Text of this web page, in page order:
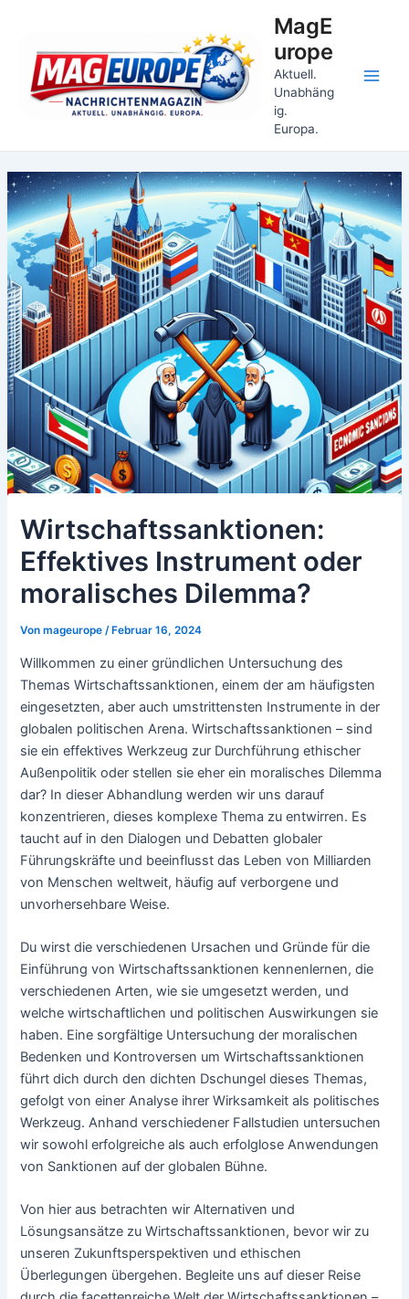
springen
MagE
urope
Aktuell.
Unabhäng
ig.
Europa.
Wirtschaftssanktionen:
Effektives Instrument oder
moralisches Dilemma?
Vonmageurope/ Februar 16, 2024
Willkommen zu einer gründlichen Untersuchung des
Themas Wirtschaftssanktionen, einem der am häufigsten
eingesetzten, aber auch umstrittensten Instrumente in der
globalen politischen Arena. Wirtschaftssanktionen – sind
sie ein effektives Werkzeug zur Durchführung ethischer
Außenpolitik oder stellen sie eher ein moralisches Dilemma
dar? In dieser Abhandlung werden wir uns darauf
konzentrieren, dieses komplexe Thema zu entwirren. Es
taucht auf in den Dialogen und Debatten globaler
Führungskräfte und beeinflusst das Leben von Milliarden
von Menschen weltweit, häufig auf verborgene und
unvorhersehbare Weise.
Du wirst die verschiedenen Ursachen und Gründe für die
Einführung von Wirtschaftssanktionen kennenlernen, die
verschiedenen Arten, wie sie umgesetzt werden, und
welche wirtschaftlichen und politischen Auswirkungen sie
haben. Eine sorgfältige Untersuchung der moralischen
Bedenken und Kontroversen um Wirtschaftssanktionen
führt dich durch den dichten Dschungel dieses Themas,
gefolgt von einer Analyse ihrer Wirksamkeit als politisches
Werkzeug. Anhand verschiedener Fallstudien untersuchen
wir sowohl erfolgreiche als auch erfolglose Anwendungen
von Sanktionen auf der globalen Bühne.
Von hier aus betrachten wir Alternativen und
Lösungsansätze zu Wirtschaftssanktionen, bevor wir zu
unseren Zukunftsperspektiven und ethischen
Überlegungen übergehen. Begleite uns auf dieser Reise